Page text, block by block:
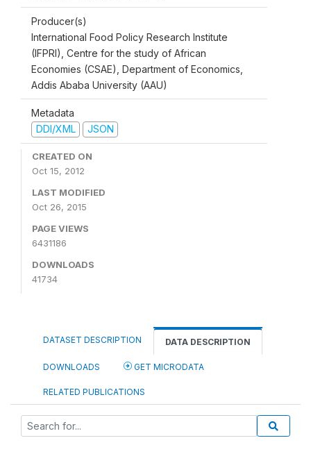
Producer(s)
International Food Policy Research Institute
(IFPRI), Centre for the study of African
Economies (CSAE), Department of Economics,
Addis Ababa University (AAU)
Metadata
DDI/XML
JSON
CREATED ON
Oct 15, 2012
LAST MODIFIED
Oct 26, 2015
PAGE VIEWS
6431186
DOWNLOADS
41734
DATASET DESCRIPTION DATA DESCRIPTION
DOWNLOADS GET MICRODATA
RELATED PUBLICATIONS